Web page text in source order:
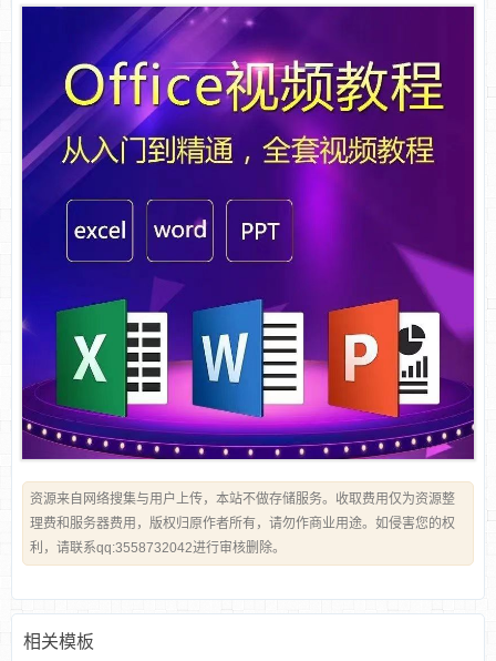
资源来自网络搜集与用户上传，本站不做存储服务。收取费用仅为资源整
理费和服务器费用，版权归原作者所有，请勿作商业用途。如侵害您的权
利，请联系qq:3558732042进行审核删除。
相关模板